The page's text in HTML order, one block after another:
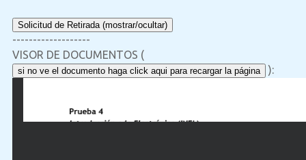
Solicitud de Retirada (mostrar/ocultar)
-------------------
VISOR DE DOCUMENTOS (
si no ve el documento haga click aqui para recargar la página ):